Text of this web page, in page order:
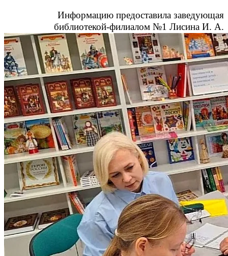
Информацию предоставила заведующая
библиотекой-филиалом №1 Лисина И. А.